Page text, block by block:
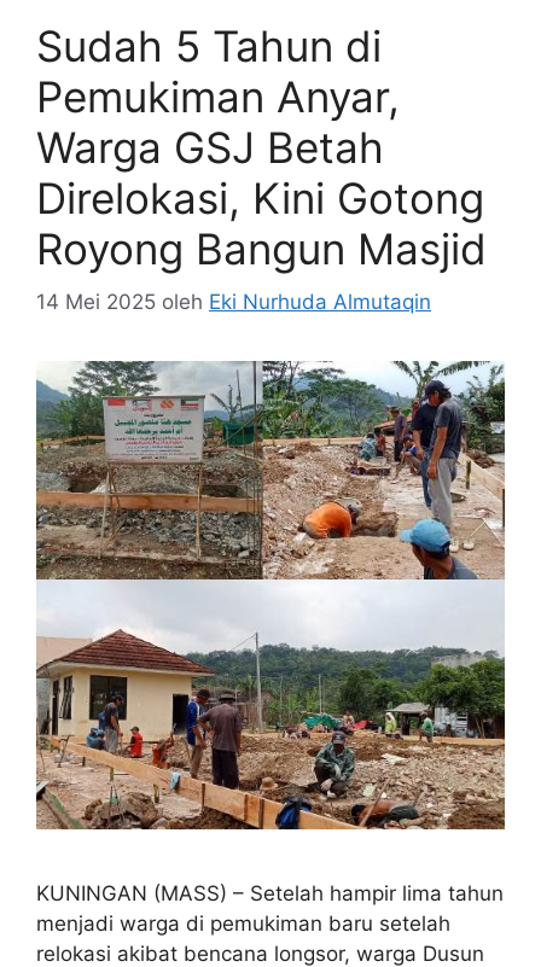
Sudah 5 Tahun di
Pemukiman Anyar,
Warga GSJ Betah
Direlokasi, Kini Gotong
Royong Bangun Masjid
14 Mei 2025 oleh Eki Nurhuda Almutaqin
KUNINGAN (MASS) – Setelah hampir lima tahun
menjadi warga di pemukiman baru setelah
relokasi akibat bencana longsor, warga Dusun